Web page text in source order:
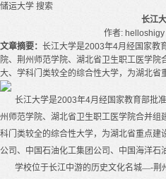
储运大学 搜索
长江
作者: helloshigy
文章摘要： 长江大学是2003年4月经国家教
院、荆州师范学院、湖北省卫生职工医学
大、学科门类较全的综合性大学，为湖北省
长江大学是2003年4月经国家教育部批
州师范学院、湖北省卫生职工医学院合并
科门类较全的综合性大学，为湖北省重点建
公司、中国石油化工集团公司、中国海洋石
学校位于长江中游的历史文化名城—-荆